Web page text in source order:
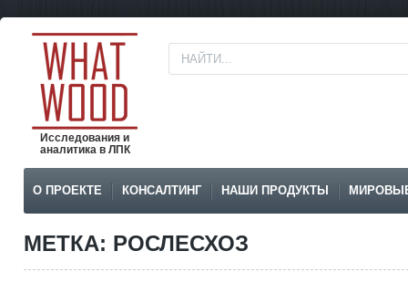
Исследования и
аналитика в ЛПК
О ПРОЕКТЕ КОНСАЛТИНГ НАШИ ПРОДУКТЫ
МЕТКА: РОСЛЕСХОЗ